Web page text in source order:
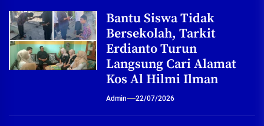
Bantu Siswa Tidak
Bersekolah, Tarkit
Erdianto Turun
Langsung Cari Alamat
Kos Al Hilmi Ilman
Admin 22/07/2026